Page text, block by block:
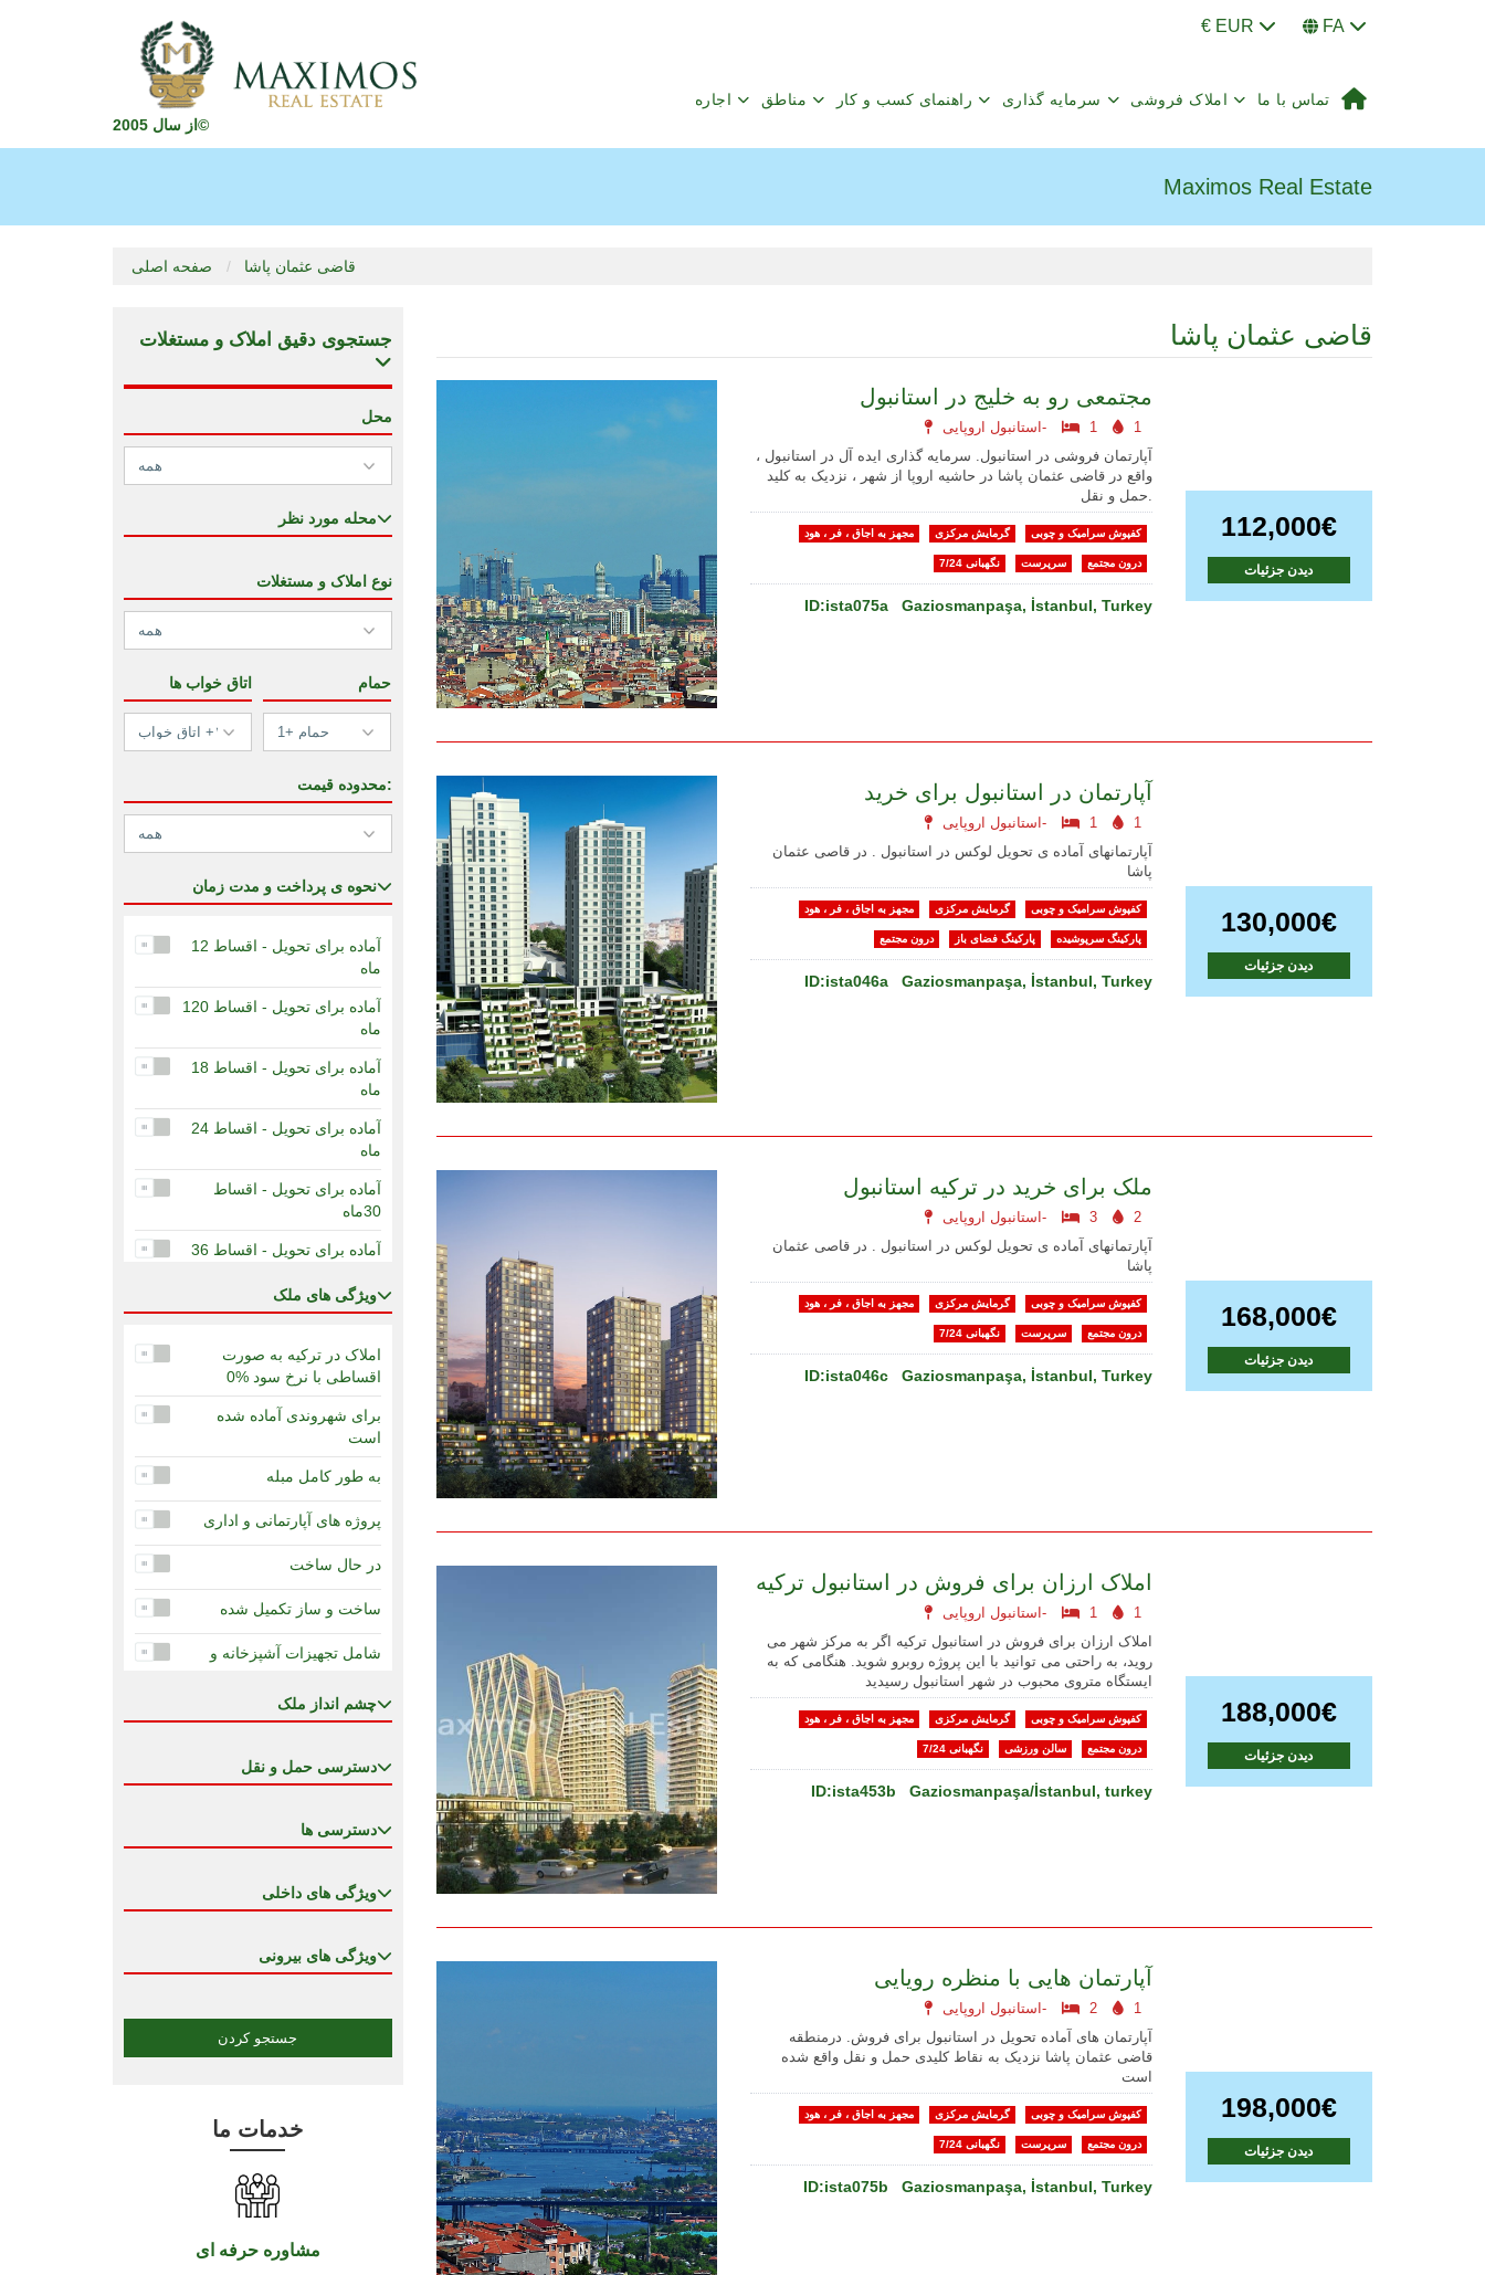
€ EUR FA
از سال 2005©
اجاره مناطق راهنمای کسب و کار سرمایه گذاری املاک فروشی تماس با ما
Maximos Real Estate
صفحه اصلی قاضی عثمان پاشا
جستجوی دقیق املاک و مستغلات
محل
محله مورد نظر
نوع املاک و مستغلات
اتاق خواب ها حمام
محدوده قیمت:
نحوه ی پرداخت و مدت زمان
آماده برای تحویل - اقساط 12
ماه
آماده برای تحویل - اقساط 120
ماه
آماده برای تحویل - اقساط 18
ماه
آماده برای تحویل - اقساط 24
ماه
آماده برای تحویل - اقساط
30ماه
آماده برای تحویل - اقساط 36
آماده برای تحویل - اقساط 60
در دست ساخت - 12 ماه
اقساط
اقساط
ماه
ويژگی های ملک
املاک در ترکیه به صورت
اقساطی با نرخ سود %0
برای شهروندی آماده شده
است
به طور کامل مبله
پروژه های آپارتمانی و اداری
در حال ساخت
ساخت و ساز تکمیل شده
شامل تجهیزات آشپزخانه و
ضمانت درآمد اجاره
ضمانت دولت برای تکمیل
مزیت قیمتی جهت سرمایه
مسکونی ، اداری ، تجاری : یک
ملک خصوصی در هتل
چشم انداز ملک
دسترسی حمل و نقل
دسترسی ها
ویژگی های داخلی
ویژگی های بیرونی
خدمات ما
مشاوره حرفه ای
قاضی عثمان پاشا
مجتمعی رو به خلیج در استانبول
استانبول اروپایی- 1
1
آپارتمان فروشی در استانبول. سرمایه گذاری ایده آل در استانبول ،
واقع در قاضی عثمان پاشا در حاشیه اروپا از شهر ، نزدیک به کلید
حمل و نقل.
مجهز به اجاق ، فر ، هود گرمایش مرکزی کفپوش سرامیک و چوبی
نگهبانی 7/24 سرپرست درون مجتمع
ID:ista075a Gaziosmanpaşa, İstanbul, Turkey
112,000€
دیدن جزئیات
آپارتمان در استانبول برای خرید
استانبول اروپایی- 1
1
آپارتمانهای آماده ی تحویل لوکس در استانبول . در قاصی عثمان
پاشا
مجهز به اجاق ، فر ، هود گرمایش مرکزی کفپوش سرامیک و چوبی
درون مجتمع پارکینگ فضای باز پارکینگ سرپوشیده
ID:ista046a Gaziosmanpaşa, İstanbul, Turkey
130,000€
دیدن جزئیات
ملک برای خرید در ترکیه استانبول
استانبول اروپایی- 3
2
آپارتمانهای آماده ی تحویل لوکس در استانبول . در قاصی عثمان
پاشا
مجهز به اجاق ، فر ، هود گرمایش مرکزی کفپوش سرامیک و چوبی
نگهبانی 7/24 سرپرست درون مجتمع
ID:ista046c Gaziosmanpaşa, İstanbul, Turkey
168,000€
دیدن جزئیات
املاک ارزان برای فروش در استانبول ترکیه
استانبول اروپایی- 1
1
املاک ارزان برای فروش در استانبول ترکیه اگر به مرکز شهر می
روید، به راحتی می توانید با این پروژه روبرو شوید. هنگامی که به
ایستگاه متروی محبوب در شهر استانبول رسیدید
مجهز به اجاق ، فر ، هود گرمایش مرکزی کفپوش سرامیک و چوبی
نگهبانی 7/24 سالن ورزشی درون مجتمع
ID:ista453b Gaziosmanpaşa/İstanbul, turkey
188,000€
دیدن جزئیات
آپارتمان هایی با منظره رویایی
استانبول اروپایی- 2
1
آپارتمان های آماده تحویل در استانبول برای فروش. درمنطقه
قاضی عثمان پاشا نزدیک به نقاط کلیدی حمل و نقل واقع شده
است
مجهز به اجاق ، فر ، هود گرمایش مرکزی کفپوش سرامیک و چوبی
نگهبانی 7/24 سرپرست درون مجتمع
ID:ista075b Gaziosmanpaşa, İstanbul, Turkey
198,000€
دیدن جزئیات